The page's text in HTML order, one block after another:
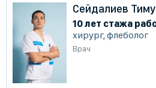
Сейдалиев
10 лет стажа
хирург,флеболог
Врач